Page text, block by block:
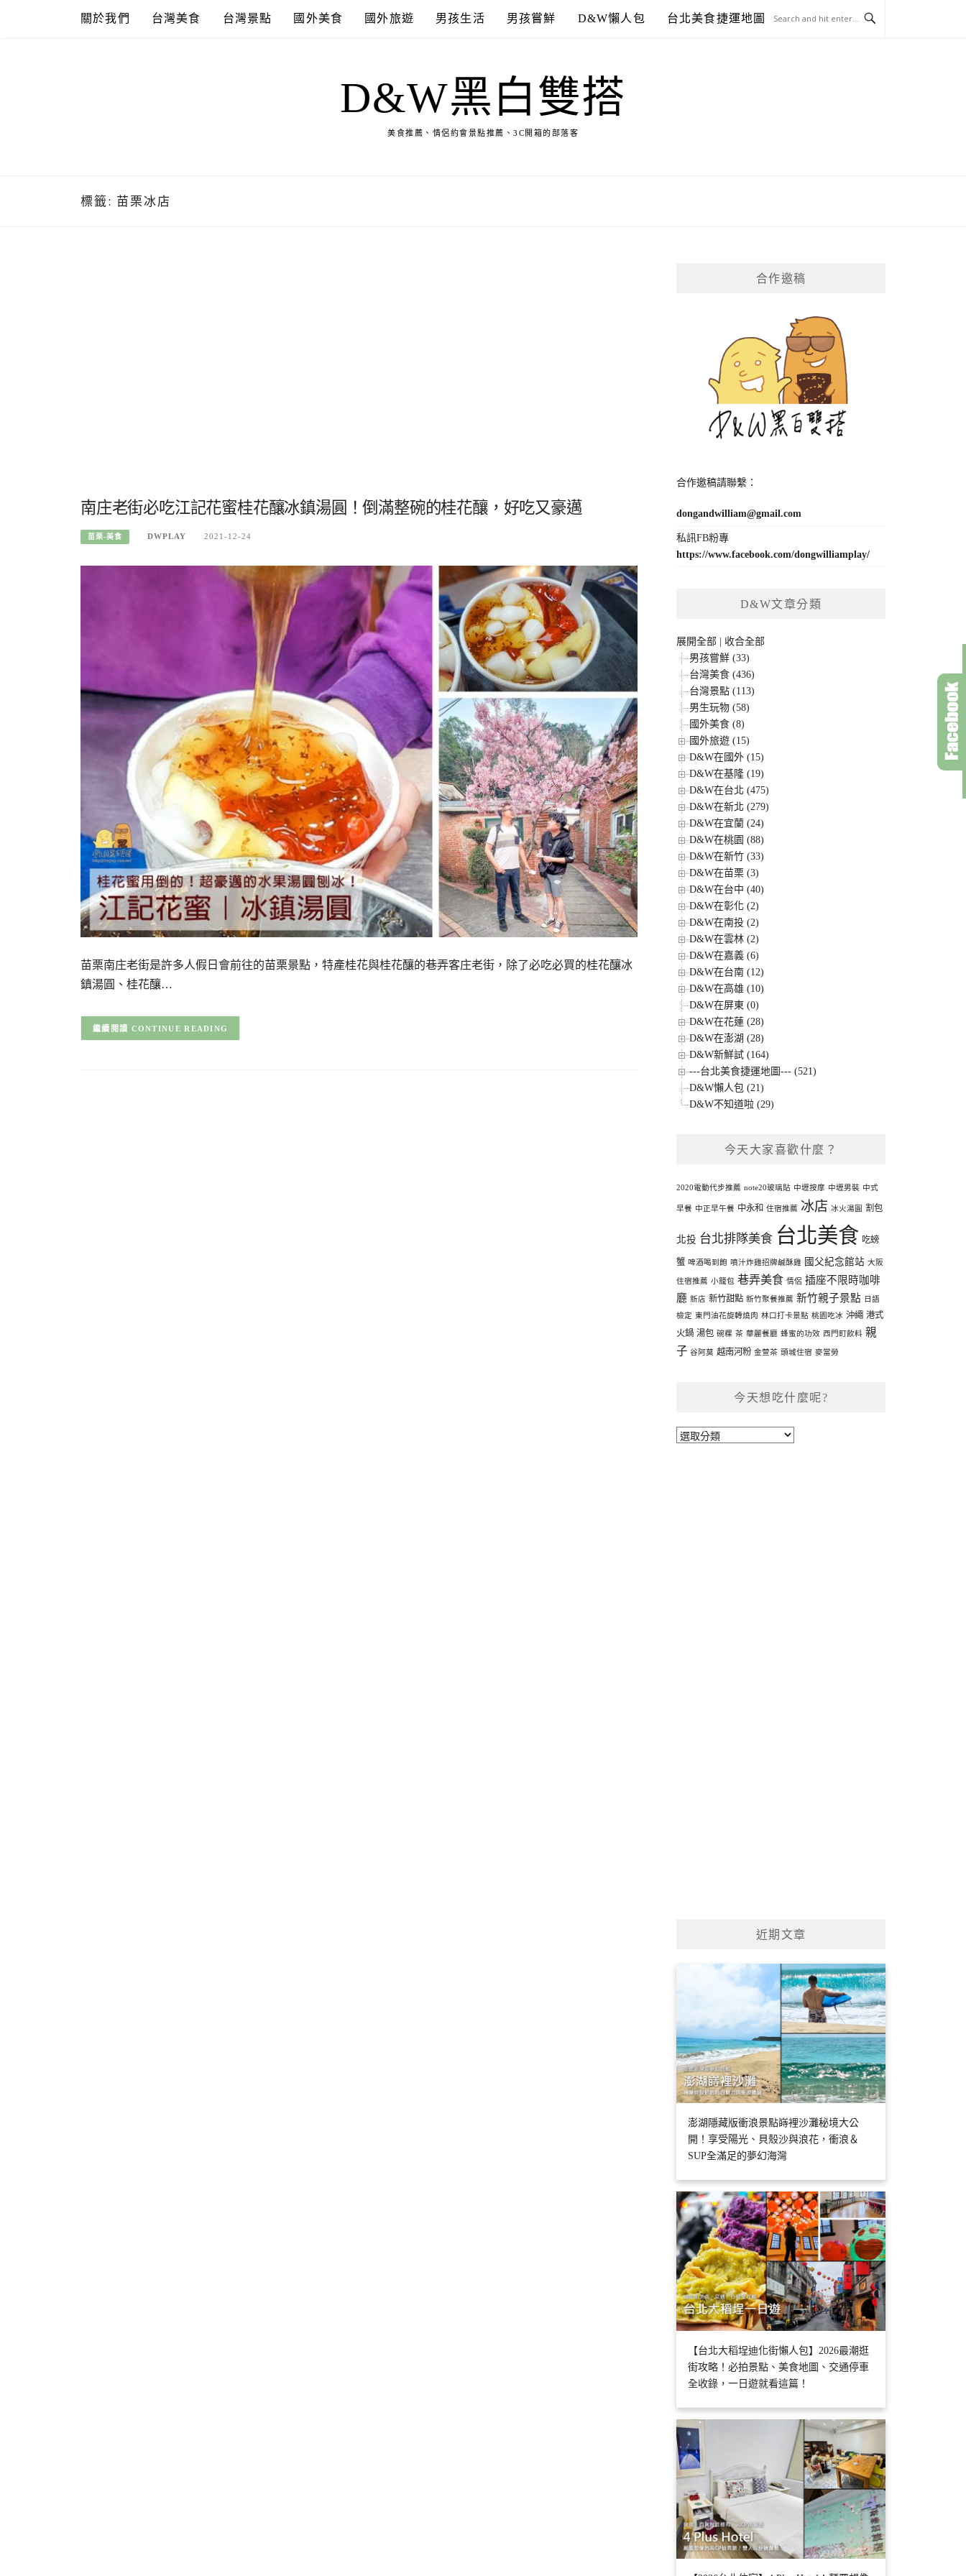
關於我們 台灣美食 台灣景點 國外美食 國外旅遊 男孩生活 男孩嘗鮮 D&W懶人包 台北美食捷運地圖
D&W黑白雙搭
美食推薦、情侶約會景點推薦、3C開箱的部落客
標籤: 苗栗冰店
南庄老街必吃江記花蜜桂花釀冰鎮湯圓！倒滿整碗的桂花釀，好吃又豪邁
苗栗-美食 DWPLAY 2021-12-24
苗栗南庄老街是許多人假日會前往的苗栗景點，特產桂花與桂花釀的巷弄客庄老街，除了必吃必買的桂花釀冰
鎮湯圓、桂花釀…
CONTINUE READING
合作邀稿
合作邀稿請聯繫：
dongandwilliam@gmail.com
私訊FB粉專
https://www.facebook.com/dongwilliamplay/
D&W文章分類
展開全部
收合全部
男孩嘗鮮 (33)
台灣美食 (436)
台灣景點 (113)
男生玩物 (58)
國外美食 (8)
國外旅遊 (15)
D&W在國外 (15)
D&W在基隆 (19)
D&W在台北 (475)
D&W在新北 (279)
D&W在宜蘭 (24)
D&W在桃園 (88)
D&W在新竹 (33)
D&W在苗栗 (3)
D&W在台中 (40)
D&W在彰化 (2)
D&W在南投 (2)
D&W在雲林 (2)
D&W在嘉義 (6)
D&W在台南 (12)
D&W在高雄 (10)
D&W在屏東 (0)
D&W在花蓮 (28)
D&W在澎湖 (28)
D&W新鮮試 (164)
---台北美食捷運地圖--- (521)
D&W懶人包 (21)
D&W不知道啦 (29)
今天大家喜歡什麼？
2020電動代步推薦 note20玻璃貼 中壢按摩 中壢男裝 中式
早餐 中正早午餐 中永和 住宿推薦 冰店 冰火湯圓 割包
北投 台北排隊美食 台北美食 吃螃
蟹 啤酒喝到飽 噴汁炸雞招牌鹹酥雞 國父紀念館站 大阪
住宿推薦 小籠包 巷弄美食 情侶 插座不限時咖啡
廳 新店 新竹甜點 新竹聚餐推薦 新竹親子景點 日語
檢定 東門油花旋轉燒肉 林口打卡景點 桃園吃冰 沖繩 港式
火鍋 湯包 碗粿 茶 華麗餐廳 蜂蜜的功效 西門町飲料 親
子 谷阿莫 越南河粉 金萱茶 頭城住宿 麥當勞
今天想吃什麼呢?
今
近期文章
澎湖隱藏版衝浪景點嵵裡沙灘秘境大公
開！享受陽光、貝殼沙與浪花，衝浪＆
SUP全滿足的夢幻海灣
【台北大稻埕迪化街懶人包】2026最潮逛
街攻略！必拍景點、美食地圖、交通停車
全收錄，一日遊就看這篇！